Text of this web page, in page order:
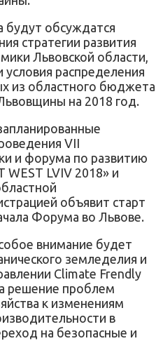
будут обсуждатся
стратегии развития
Львовской области,
распределения
из областного бюджета
на 2018 год.
VII
и форума по развитию
WEST LVIV 2018» и
объявит старт
Форума во Львове.
внимание будет
земледелия и
Climate Frendly
решение проблем
к изменениям
в
на безопасные и